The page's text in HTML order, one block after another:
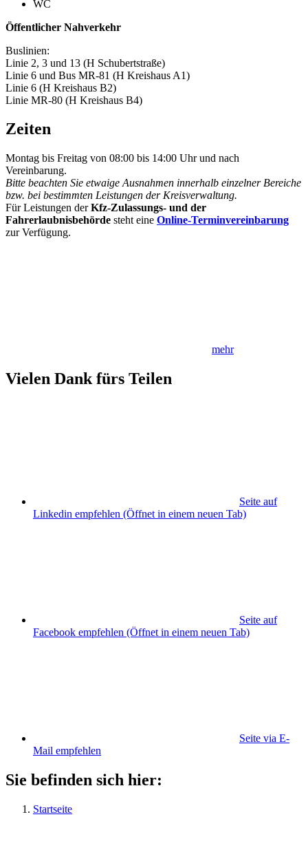
WC
Öffentlicher Nahverkehr
Buslinien:
Linie 2, 3 und 13 (H Schubertstraße)
Linie 6 und Bus MR-81 (H Kreishaus A1)
Linie 6 (H Kreishaus B2)
Linie MR-80 (H Kreishaus B4)
Zeiten
Montag bis Freitag von 08:00 bis 14:00 Uhr und nach
Vereinbarung.
Bitte beachten Sie etwaige Ausnahmen innerhalb einzelner Bereiche
bzw. bei bestimmten Leistungen der Kreisverwaltung.
Für Leistungen derKfz-Zulassungs- und der
Fahrerlaubnisbehörde steht eine Online-Terminvereinbarung
zur Verfügung.
mehr
Vielen Dank fürs Teilen
Seite auf
Linkedin empfehlen (Öffnet in einem neuen Tab)
Seite auf
Facebook empfehlen (Öffnet in einem neuen Tab)
Seite via E-
Mail empfehlen
Sie befinden sich hier:
Startseite